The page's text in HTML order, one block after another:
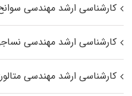
کارشناسی ارشد مهندسی
کارشناسی ارشد مهندسی
کارشناسی ارشد مهندسی